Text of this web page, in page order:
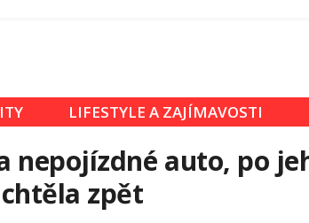
LIFESTYLE A ZAJÍMAVOSTI
nepojízdné auto, po
zpět